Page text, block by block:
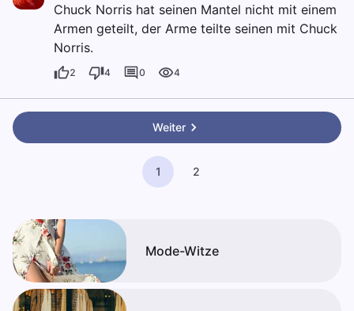
Chuck Norris hat seinen Mantel nicht mit einem
Armen geteilt, der Arme teilte seinen mit Chuck
Norris.
2 4 0 4
Weiter
1 2
Mode-Witze